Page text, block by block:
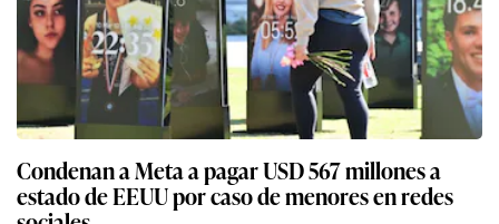
Condenan a Meta a pagar USD 567 millones a
estado de EEUU por caso de menores en redes